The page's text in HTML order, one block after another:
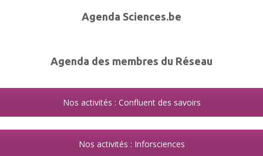
Agenda Sciences.be
Agenda des membres du Réseau
Nos activités : Confluent des savoirs
Nos activités : Inforsciences